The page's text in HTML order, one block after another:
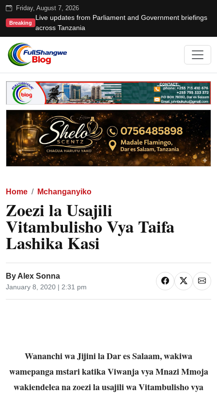
Friday, August 7, 2026
Breaking
Live updates from Parliament and Government briefings
across Tanzania
Home Mchanganyiko
Zoezi la Usajili
Vitambulisho Vya Taifa
Lashika Kasi
By Alex Sonna
January 8, 2020 | 2:31 pm
Wananchi wa Jijini la Dar es Salaam, wakiwa
wamepanga mstari katika Viwanja vya Mnazi Mmoja
wakiendelea na zoezi la usajili wa Vitambulisho vya